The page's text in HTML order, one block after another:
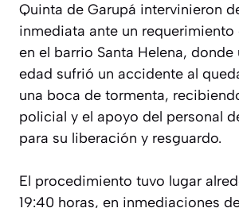
Quinta de Garupá intervinieron
inmediata ante un requerimiento
en el barrio Santa Helena, donde
edad sufrió un accidente al
una boca de tormenta,
policial y el apoyo del personal
para su liberación y resguardo.
El procedimiento tuvo lugar
19:40 horas, en inmediaciones